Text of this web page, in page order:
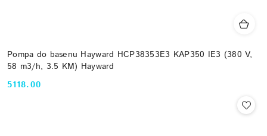
Pompa do basenu Hayward HCP38353E3 KAP350 IE3 (380 V,
58 m3/h, 3.5 KM) Hayward
Cena:
5118.00